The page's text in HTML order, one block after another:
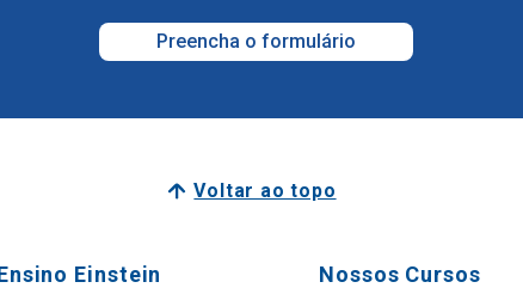
Preencha o formulário
Voltar ao topo
Einstein Nossos Cursos